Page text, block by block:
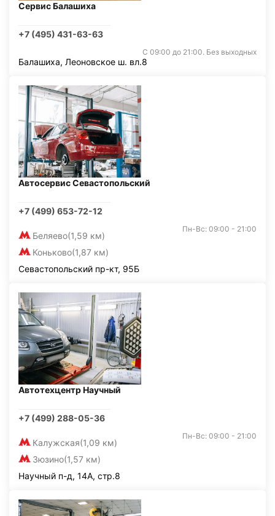
Сервис Балашиха
+7 (495) 431-63-63
С 09:00 до 21:00. Без выходных
Балашиха, Леоновское ш. вл.8
Автосервис Севастопольский
+7 (499) 653-72-12
Беляево(1,59 км)
Коньково(1,87 км)
Пн-Вс: 09:00 - 21:00
Севастопольский пр-кт, 95Б
Автотехцентр Научный
+7 (499) 288-05-36
Калужская(1,09 км)
Зюзино(1,57 км)
Пн-Вс: 09:00 - 21:00
Научный п-д, 14А, стр.8